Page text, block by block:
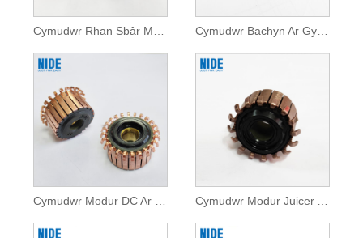
Cymudwr Rhan Sbâr Modur Ar gyfer Offer Cartref Cymudwr Bachyn Ar Gyfer Offer Cartref